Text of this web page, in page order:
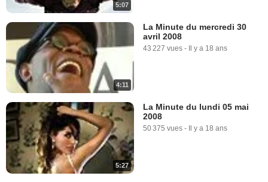
1:19
0:43
5:07
4:11
La Minute du mercredi 30
avril 2008
43 227 vues - Il y a 18 ans
5:27
La Minute du lundi 05 mai
2008
50 375 vues - Il y a 18 ans